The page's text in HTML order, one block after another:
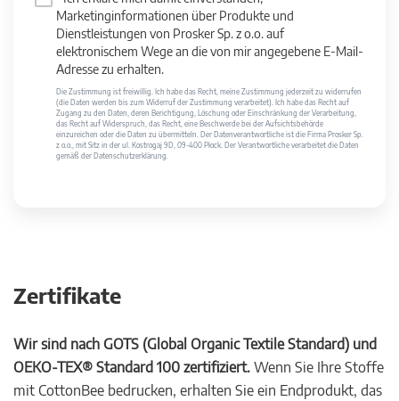
Marketinginformationen über Produkte und
Dienstleistungen von Prosker Sp. z o.o. auf
elektronischem Wege an die von mir angegebene E-Mail-
Adresse zu erhalten.
Die Zustimmung ist freiwillig. Ich habe das Recht, meine Zustimmung jederzeit zu widerrufen
(die Daten werden bis zum Widerruf der Zustimmung verarbeitet). Ich habe das Recht auf
Zugang zu den Daten, deren Berichtigung, Löschung oder Einschränkung der Verarbeitung,
das Recht auf Widerspruch, das Recht, eine Beschwerde bei der Aufsichtsbehörde
einzureichen oder die Daten zu übermitteln. Der Datenverantwortliche ist die Firma Prosker Sp.
z o.o., mit Sitz in der ul. Kostrogaj 9D, 09-400 Płock. Der Verantwortliche verarbeitet die Daten
gemäß der Datenschutzerklärung.
Zertifikate
Wir sind nach GOTS (Global Organic Textile Standard) und
OEKO-TEX® Standard 100 zertifiziert. Wenn Sie Ihre Stoffe
mit CottonBee bedrucken, erhalten Sie ein Endprodukt, das